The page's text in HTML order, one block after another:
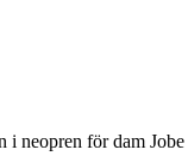
i neopren för dam Jobe